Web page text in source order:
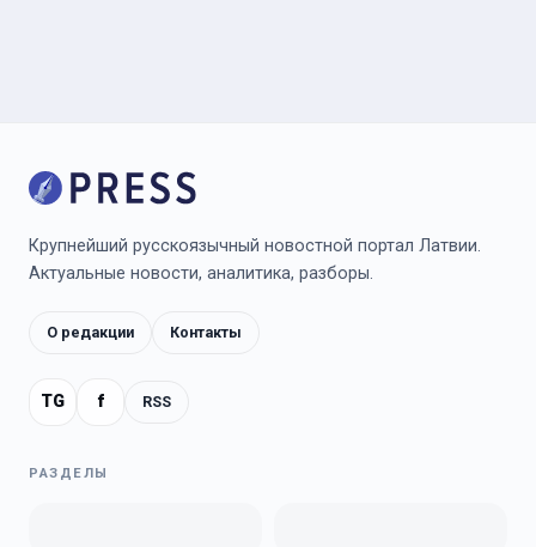
Крупнейший русскоязычный новостной портал Латвии.
Актуальные новости, аналитика, разборы.
О редакции Контакты
TG f RSS
РАЗДЕЛЫ